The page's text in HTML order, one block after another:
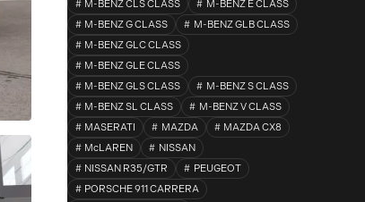
M-BENZ CLS CLASS
M-BENZ E CLASS
M-BENZ G CLASS
M-BENZ GLB CLASS
M-BENZ GLC CLASS
M-BENZ GLE CLASS
M-BENZ GLS CLASS
M-BENZ S CLASS
M-BENZ SL CLASS
M-BENZ V CLASS
MASERATI
MAZDA
MAZDA CX8
McLAREN
NISSAN
NISSAN R35/GTR
PEUGEOT
PORSCHE 911 CARRERA